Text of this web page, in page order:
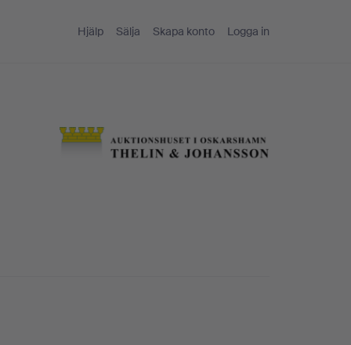
Hjälp Sälja Skapa konto Logga in